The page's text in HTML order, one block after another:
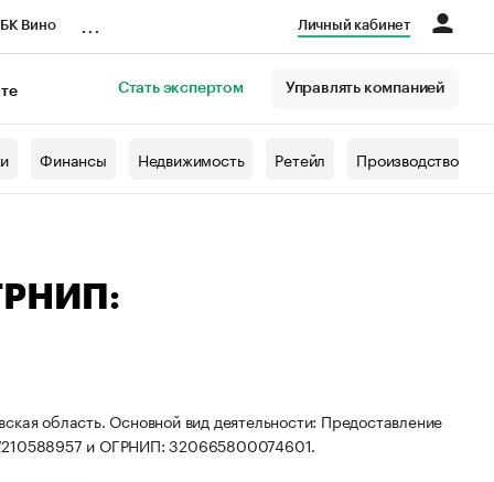
Вино Личный кабинет
Стать экспертом Управлять компанией
Финансы Недвижимость Ретейл Производство
область. Основной вид деятельности: Предоставление
и ОГРНИП: 320665800074601.